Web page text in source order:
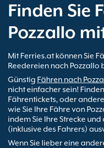
Finden Sie
Pozzallo
Mit Ferries.at können Sie
Reedereien nach Pozzallo
Günstig Fähren nach
nicht einfacher sein!
Fährentickets, oder
wie Sie Ihre Fähre von
indem Sie Ihre Strecke
(inklusive des Fahrers)
Wenn Sie lieber eine